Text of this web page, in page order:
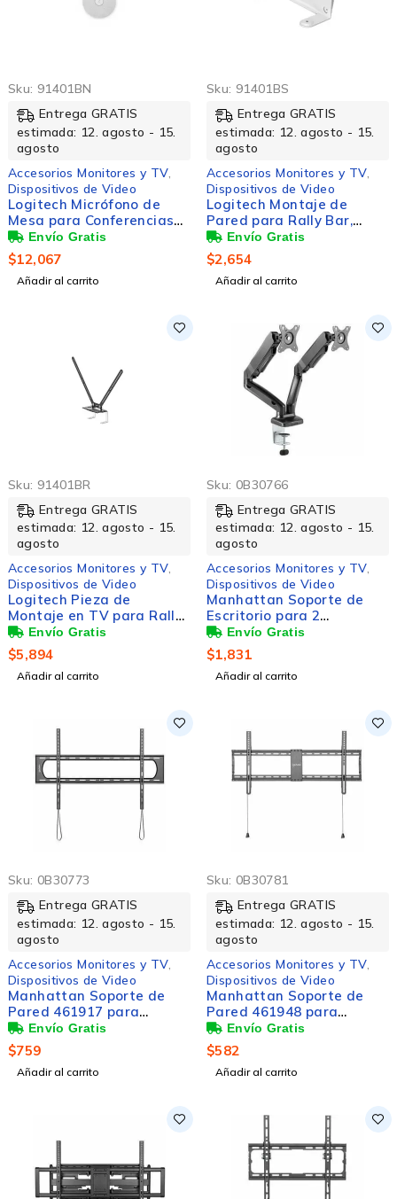
Sku: 91401BN
Entrega GRATIS
estimada: 12. agosto - 15.
agosto
Accesorios Monitores y TV
Dispositivos de Video
Logitech Micrófono de
Mesa para Conferencias
Rally Mic Pod, Alámbrico,
Blanco
$12,067
Añadir al carrito
Sku: 91401BS
Entrega GRATIS
estimada: 12. agosto - 15.
agosto
Accesorios Monitores y TV
Dispositivos de Video
Logitech Montaje de
Pared para Rally Bar,
Blanco
$2,654
Añadir al carrito
Sku: 91401BR
Entrega GRATIS
estimada: 12. agosto - 15.
agosto
Accesorios Monitores y TV
Dispositivos de Video
Logitech Pieza de
Montaje en TV para Rally
Bar
$5,894
Añadir al carrito
Sku: 0B30766
Entrega GRATIS
estimada: 12. agosto - 15.
agosto
Accesorios Monitores y TV
Dispositivos de Video
Manhattan Soporte de
Escritorio para 2
Monitores 17" - 32", hasta
18kg
$1,831
Añadir al carrito
Sku: 0B30773
Entrega GRATIS
estimada: 12. agosto - 15.
agosto
Accesorios Monitores y TV
Dispositivos de Video
Manhattan Soporte de
Pared 461917 para
Pantalla 60" - 120", hasta
120kg
$759
Añadir al carrito
Sku: 0B30781
Entrega GRATIS
estimada: 12. agosto - 15.
agosto
Accesorios Monitores y TV
Dispositivos de Video
Manhattan Soporte de
Pared 461948 para
Pantalla 43" - 100", hasta
70kg
$582
Añadir al carrito